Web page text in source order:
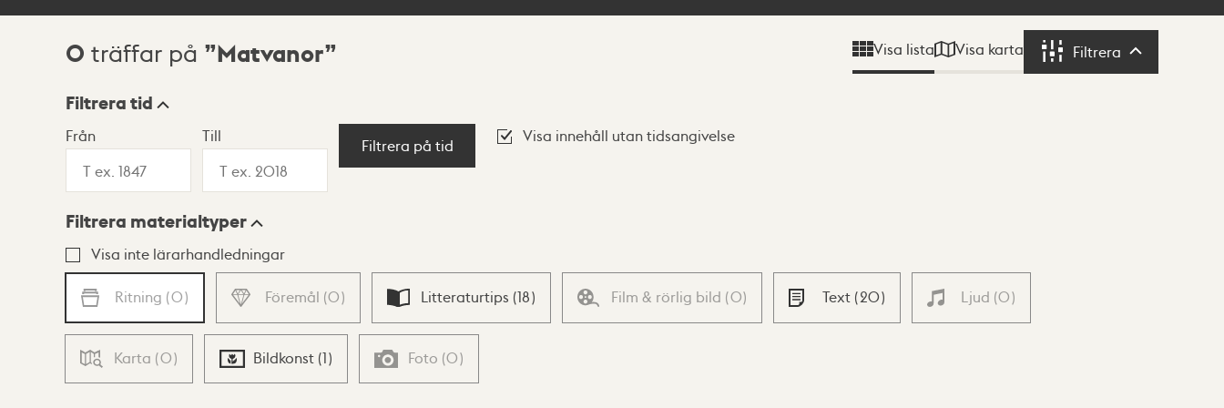
Sökresultat
0 träffar på Matvanor Visa lista Visa karta Filtrera Filtrera
Visningsläge
Lista Karta
Filtrera tid
Från Till
Filtrera på tid
Visa innehåll utan tidsangivelse
Filtrera materialtyper
Visa inte lärarhandledningar
Ritning (0) Föremål (0) Litteraturtips (18) Film & rörlig bild (0) Text (20) Ljud (0)
Karta (0) Bildkonst (1) Foto (0)